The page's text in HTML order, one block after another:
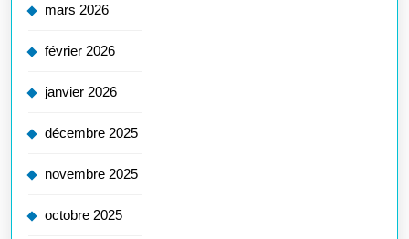
mars 2026
février 2026
janvier 2026
décembre 2025
novembre 2025
octobre 2025